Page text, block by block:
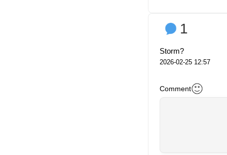
1
Storm?
2026-02-25 12:57
Comment